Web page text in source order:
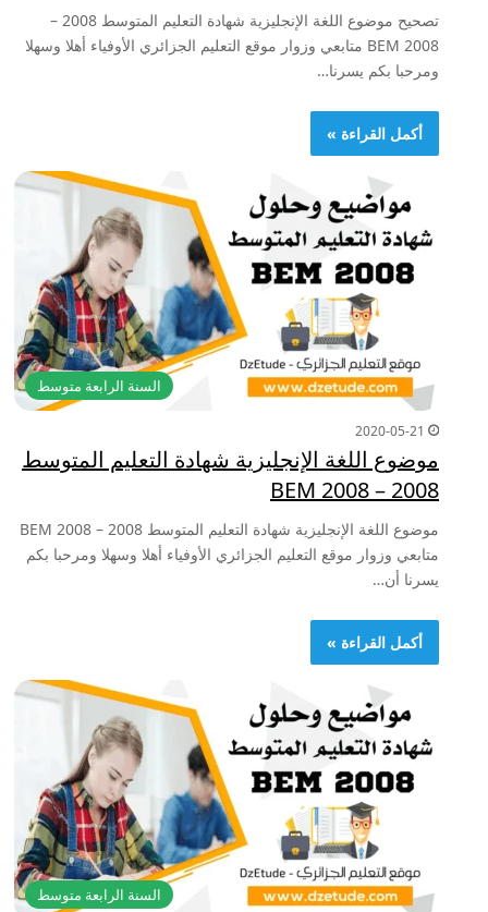
تصحيح موضوع اللغة الإنجليزية شهادة التعليم المتوسط 2008 –
BEM 2008 متابعي وزوار موقع التعليم الجزائري الأوفياء أهلا وسهلا
ومرحبا بكم يسرنا…
أكمل القراءة »
السنة الرابعة متوسط
2020-05-21
موضوع اللغة الإنجليزية شهادة التعليم المتوسط
2008 – BEM 2008
موضوع اللغة الإنجليزية شهادة التعليم المتوسط 2008 – BEM 2008
متابعي وزوار موقع التعليم الجزائري الأوفياء أهلا وسهلا ومرحبا بكم
يسرنا أن…
أكمل القراءة »
السنة الرابعة متوسط